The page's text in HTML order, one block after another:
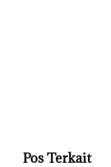
Pos Terkait